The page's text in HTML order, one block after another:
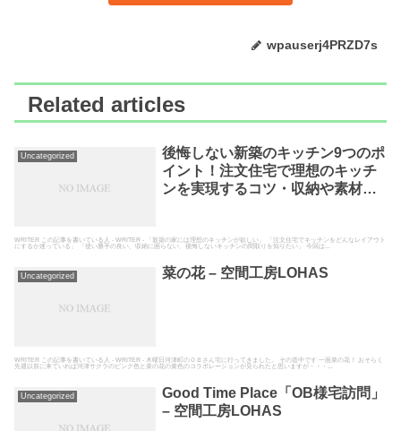
wpauserj4PRZD7s
Related articles
Uncategorized
後悔しない新築のキッチン9つのポ
イント！注文住宅で理想のキッチ
ンを実現するコツ・収納や素材の
務店として高断熱高気密の自然素
LOHAS
WRITER この記事を書いている人 - WRITER - 「新築の家には理想のキッチンが欲しい」 「注文住宅でキッチンをどんなレイアウト
にするか迷っている」 「使い勝手の良い、収納に困らない、後悔しないキッチンの間取りを知りたい」 今回は...
Uncategorized 菜の花 – 空間工房LOHAS
WRITER この記事を書いている人 - WRITER - 木曜日河津町のＯＢさん宅に行ってきました。 その道中です 一面菜の花！ おそらく
先週以前に来ていれば河津サクラのピンク色と菜の花の黄色のコラボレーションが見られたと思いますが・・・...
Uncategorized
Good Time Place「OB様宅訪問」
– 空間工房LOHAS